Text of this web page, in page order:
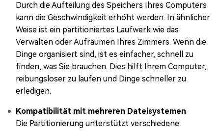
Durch die Aufteilung des Speichers Ihres Computers
kann die Geschwindigkeit erhöht werden. In ähnlicher
Weise ist ein partitioniertes Laufwerk wie das
Verwalten oder Aufräumen Ihres Zimmers. Wenn die
Dinge organisiert sind, ist es einfacher, schnell zu
finden, was Sie brauchen. Dies hilft Ihrem Computer,
reibungsloser zu laufen und Dinge schneller zu
erledigen.
Kompatibilität mit mehreren Dateisystemen
Die Partitionierung unterstützt verschiedene